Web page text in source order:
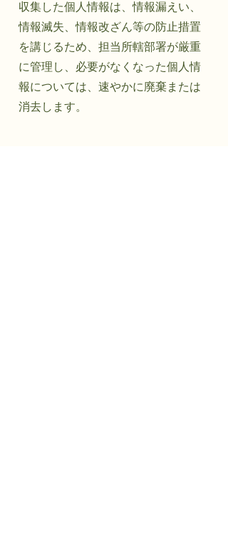
収集した個人情報は、情報漏えい、
情報滅失、情報改ざん等の防止措置
を講じるため、担当所轄部署が厳重
に管理し、必要がなくなった個人情
報については、速やかに廃棄または
消去します。